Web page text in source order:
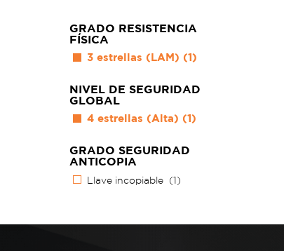
GRADO RESISTENCIA
FÍSICA
3 estrellas (LAM) (1)
NIVEL DE SEGURIDAD
GLOBAL
4 estrellas (Alta) (1)
GRADO SEGURIDAD
ANTICOPIA
Llave incopiable (1)